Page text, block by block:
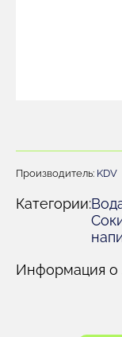
Производитель: KDV
Категории:
Информация о